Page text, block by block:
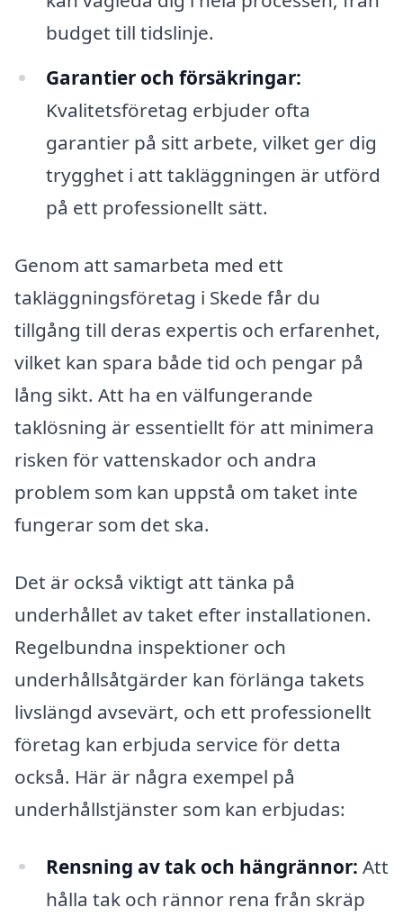
budget till tidslinje.
Garantier och försäkringar:
Kvalitetsföretag erbjuder ofta
garantier på sitt arbete, vilket ger dig
trygghet i att takläggningen är utförd
på ett professionellt sätt.
Genom att samarbeta med ett
takläggningsföretag i Skede får du
tillgång till deras expertis och erfarenhet,
vilket kan spara både tid och pengar på
lång sikt. Att ha en välfungerande
taklösning är essentiellt för att minimera
risken för vattenskador och andra
problem som kan uppstå om taket inte
fungerar som det ska.
Det är också viktigt att tänka på
underhållet av taket efter installationen.
Regelbundna inspektioner och
underhållsåtgärder kan förlänga takets
livslängd avsevärt, och ett professionellt
företag kan erbjuda service för detta
också. Här är några exempel på
underhållstjänster som kan erbjudas:
Rensning av tak och hängrännor: Att
hålla tak och rännor rena från skräp